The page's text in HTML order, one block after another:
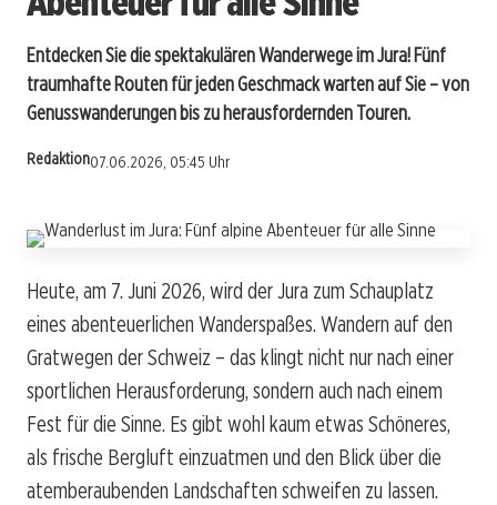
Entdecken Sie die spektakulären Wanderwege im Jura! Fünf
traumhafte Routen für jeden Geschmack warten auf Sie – von
Genusswanderungen bis zu herausfordernden Touren.
Redaktion07.06.2026, 05:45 Uhr
Heute, am 7. Juni 2026, wird der Jura zum Schauplatz
eines abenteuerlichen Wanderspaßes. Wandern auf den
Gratwegen der Schweiz – das klingt nicht nur nach einer
sportlichen Herausforderung, sondern auch nach einem
Fest für die Sinne. Es gibt wohl kaum etwas Schöneres,
als frische Bergluft einzuatmen und den Blick über die
atemberaubenden Landschaften schweifen zu lassen.